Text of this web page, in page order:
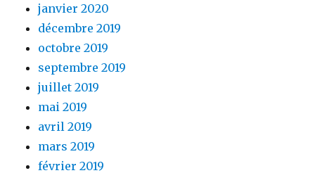
janvier 2020
décembre 2019
octobre 2019
septembre 2019
juillet 2019
mai 2019
avril 2019
mars 2019
février 2019